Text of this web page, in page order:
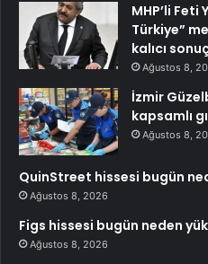
MHP’li Feti
Türkiye”
kalıcı
Ağustos 8,
İzmir
kapsamlı
Ağustos 8,
QuinStreet hissesi bugün
Ağustos 8, 2026
Figs hissesi bugün neden
Ağustos 8, 2026